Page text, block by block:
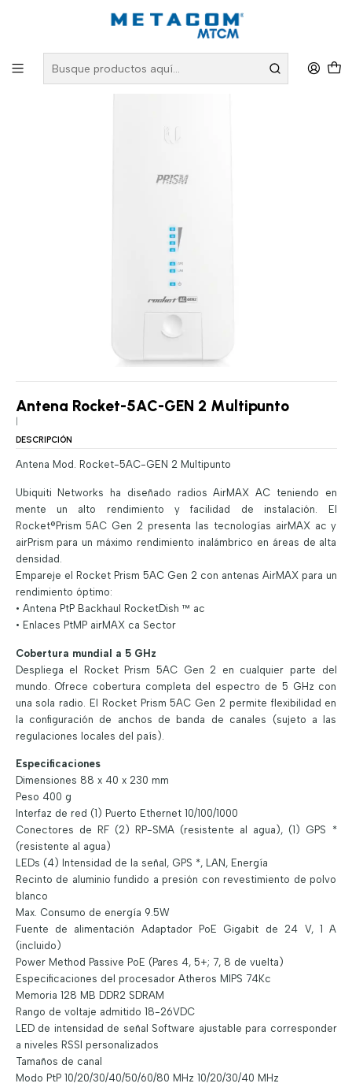
Redes Inalámbricas
Antenas y Equipos Wireless
Antena Rocket-5AC-GEN 2 Multipunto
Antena Rocket-5AC-GEN 2 Multipunto
DESCRIPCIÓN
Antena Mod. Rocket-5AC-GEN 2 Multipunto
Ubiquiti Networks ha diseñado radios AirMAX AC teniendo en
mente un alto rendimiento y facilidad de instalación. El
Rocket®Prism 5AC Gen 2 presenta las tecnologías airMAX ac y
airPrism para un máximo rendimiento inalámbrico en áreas de alta
densidad.
Empareje el Rocket Prism 5AC Gen 2 con antenas AirMAX para un
rendimiento óptimo:
• Antena PtP Backhaul RocketDish ™ ac
• Enlaces PtMP airMAX ca Sector
Cobertura mundial a 5 GHz
Despliega el Rocket Prism 5AC Gen 2 en cualquier parte del
mundo. Ofrece cobertura completa del espectro de 5 GHz con
una sola radio. El Rocket Prism 5AC Gen 2 permite flexibilidad en
la configuración de anchos de banda de canales (sujeto a las
regulaciones locales del país).
Especificaciones
Dimensiones 88 x 40 x 230 mm
Peso 400 g
Interfaz de red (1) Puerto Ethernet 10/100/1000
Conectores de RF (2) RP-SMA (resistente al agua), (1) GPS *
(resistente al agua)
LEDs (4) Intensidad de la señal, GPS *, LAN, Energía
Recinto de aluminio fundido a presión con revestimiento de polvo
blanco
Max. Consumo de energía 9.5W
Fuente de alimentación Adaptador PoE Gigabit de 24 V, 1 A
(incluido)
Power Method Passive PoE (Pares 4, 5+; 7, 8 de vuelta)
Especificaciones del procesador Atheros MIPS 74Kc
Memoria 128 MB DDR2 SDRAM
Rango de voltaje admitido 18-26VDC
LED de intensidad de señal Software ajustable para corresponder
a niveles RSSI personalizados
Tamaños de canal
Modo PtP 10/20/30/40/50/60/80 MHz 10/20/30/40 MHz